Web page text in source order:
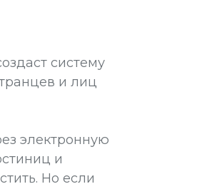
систему
и лиц
электронную
и
Но если